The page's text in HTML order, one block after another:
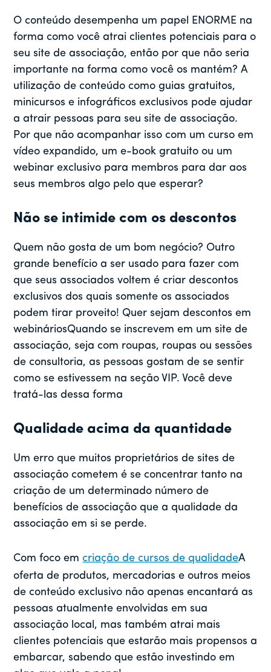
O conteúdo desempenha um papel ENORME na
forma como você atrai clientes potenciais para o
seu site de associação, então por que não seria
importante na forma como você os mantém? A
utilização de conteúdo como guias gratuitos,
minicursos e infográficos exclusivos pode ajudar
a atrair pessoas para seu site de associação.
Por que não acompanhar isso com um curso em
vídeo expandido, um e-book gratuito ou um
webinar exclusivo para membros para dar aos
seus membros algo pelo que esperar?
Não se intimide com os descontos
Quem não gosta de um bom negócio? Outro
grande benefício a ser usado para fazer com
que seus associados voltem é criar descontos
exclusivos dos quais somente os associados
podem tirar proveito! Quer sejam descontos em
webináriosQuando se inscrevem em um site de
associação, seja com roupas, roupas ou sessões
de consultoria, as pessoas gostam de se sentir
como se estivessem na seção VIP. Você deve
tratá-las dessa forma
Qualidade acima da quantidade
Um erro que muitos proprietários de sites de
associação cometem é se concentrar tanto na
criação de um determinado número de
benefícios de associação que a qualidade da
associação em si se perde.
Com foco emcriação de cursos de qualidadeA
oferta de produtos, mercadorias e outros meios
de conteúdo exclusivo não apenas encantará as
pessoas atualmente envolvidas em sua
associação local, mas também atrai mais
clientes potenciais que estarão mais propensos a
embarcar, sabendo que estão investindo em